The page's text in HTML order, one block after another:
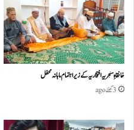
خانقاہِ سنجریہ افتخاریہ کے زیراہتمام ماہانہ محفل
3 گھنٹے ago